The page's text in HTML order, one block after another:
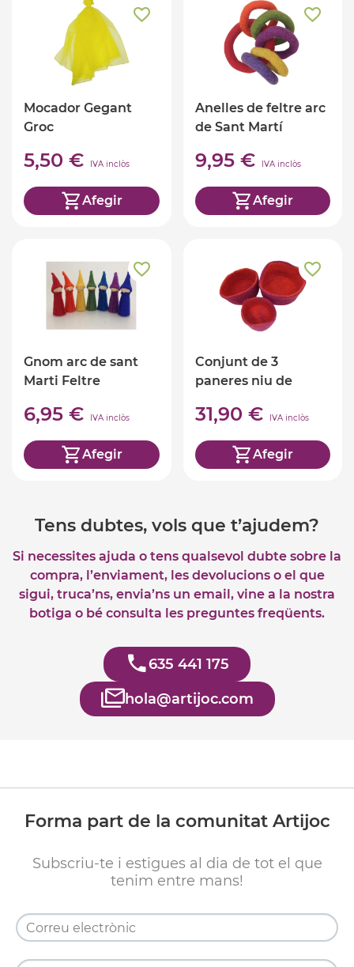
Mocador Gegant
Groc
5,50 € IVA inclòs
Afegir
Anelles de feltre arc
de Sant Martí
9,95 € IVA inclòs
Afegir
Gnom arc de sant
Marti Feltre
6,95 € IVA inclòs
Afegir
Conjunt de 3
paneres niu de
31,90 € IVA inclòs
Afegir
Tens dubtes, vols que t’ajudem?
Si necessites ajuda o tens qualsevol dubte sobre la
compra, l’enviament, les devolucions o el que
sigui, truca’ns, envia’ns un email, vine a la nostra
botiga o bé consulta les preguntes freqüents.
635 441 175
hola@artijoc.com
Forma part de la comunitat Artijoc
Subscriu-te i estigues al dia de tot el que
tenim entre mans!